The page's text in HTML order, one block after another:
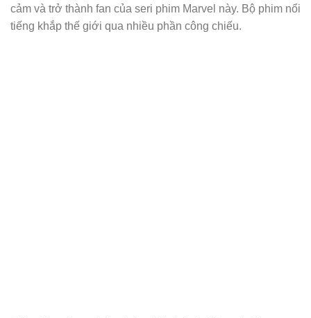
cảm và trở thành fan của seri phim Marvel này. Bộ phim nổi
tiếng khắp thế giới qua nhiều phần công chiếu.